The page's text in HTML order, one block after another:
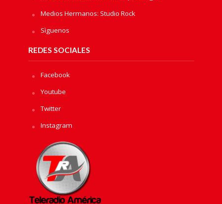
Medios Hermanos: Studio Rock
Sìguenos
REDES SOCIALES
Facebook
Youtube
Twitter
Instagram